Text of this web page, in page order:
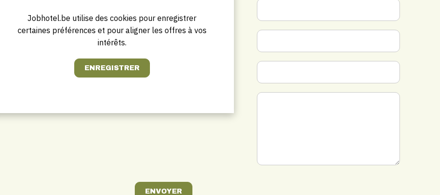
Portable
E-Mail
Jobhotel.be utilise des cookies pour enregistrer
certaines préférences et pour aligner les offres à vos
intérêts.